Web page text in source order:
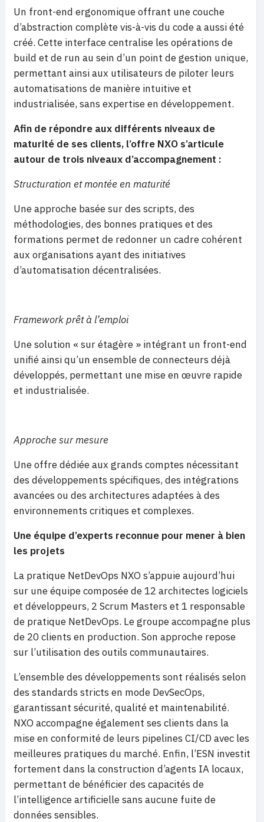
Un front-end ergonomique offrant une couche
d’abstraction complète vis-à-vis du code a aussi été
créé. Cette interface centralise les opérations de
build et de run au sein d’un point de gestion unique,
permettant ainsi aux utilisateurs de piloter leurs
automatisations de manière intuitive et
industrialisée, sans expertise en développement.
Afin de répondre aux différents niveaux de
maturité de ses clients, l’offre NXO s’articule
autour de trois niveaux d’accompagnement :
Structuration et montée en maturité
Une approche basée sur des scripts, des
méthodologies, des bonnes pratiques et des
formations permet de redonner un cadre cohérent
aux organisations ayant des initiatives
d’automatisation décentralisées.
Framework prêt à l’emploi
Une solution « sur étagère » intégrant un front-end
unifié ainsi qu’un ensemble de connecteurs déjà
développés, permettant une mise en œuvre rapide
et industrialisée.
Approche sur mesure
Une offre dédiée aux grands comptes nécessitant
des développements spécifiques, des intégrations
avancées ou des architectures adaptées à des
environnements critiques et complexes.
Une équipe d’experts reconnue pour mener à bien
les projets
La pratique NetDevOps NXO s’appuie aujourd’hui
sur une équipe composée de 12 architectes logiciels
et développeurs, 2 Scrum Masters et 1 responsable
de pratique NetDevOps. Le groupe accompagne plus
de 20 clients en production. Son approche repose
sur l’utilisation des outils communautaires.
L’ensemble des développements sont réalisés selon
des standards stricts en mode DevSecOps,
garantissant sécurité, qualité et maintenabilité.
NXO accompagne également ses clients dans la
mise en conformité de leurs pipelines CI/CD avec les
meilleures pratiques du marché. Enfin, l’ESN investit
fortement dans la construction d’agents IA locaux,
permettant de bénéficier des capacités de
l’intelligence artificielle sans aucune fuite de
données sensibles.